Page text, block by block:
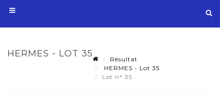
HERMES - LOT 35
Résultat
HERMES - Lot 35
Lot n° 35